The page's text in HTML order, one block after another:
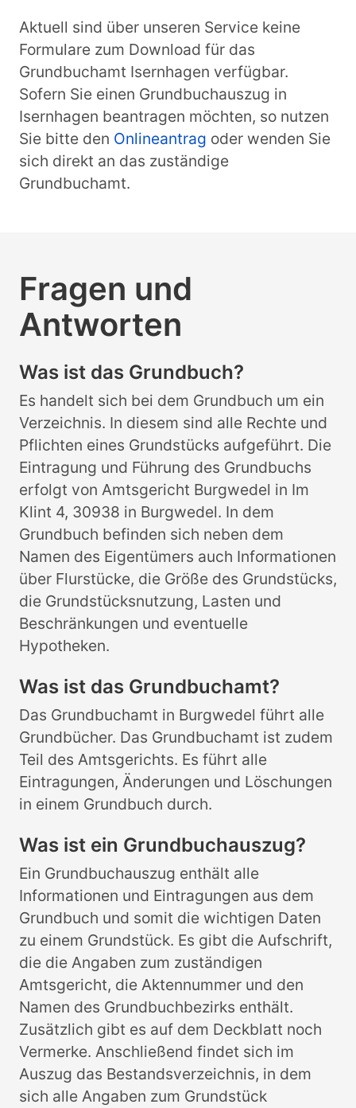
Aktuell sind über unseren Service keine
Formulare zum Download für das
Grundbuchamt Isernhagen verfügbar.
Sofern Sie einen Grundbuchauszug in
Isernhagen beantragen möchten, so nutzen
Sie bitte den Onlineantrag oder wenden Sie
sich direkt an das zuständige
Grundbuchamt.
Fragen und
Antworten
Was ist das Grundbuch?
Es handelt sich bei dem Grundbuch um ein
Verzeichnis. In diesem sind alle Rechte und
Pflichten eines Grundstücks aufgeführt. Die
Eintragung und Führung des Grundbuchs
erfolgt von Amtsgericht Burgwedel in Im
Klint 4, 30938 in Burgwedel. In dem
Grundbuch befinden sich neben dem
Namen des Eigentümers auch Informationen
über Flurstücke, die Größe des Grundstücks,
die Grundstücksnutzung, Lasten und
Beschränkungen und eventuelle
Hypotheken.
Was ist das Grundbuchamt?
Das Grundbuchamt in Burgwedel führt alle
Grundbücher. Das Grundbuchamt ist zudem
Teil des Amtsgerichts. Es führt alle
Eintragungen, Änderungen und Löschungen
in einem Grundbuch durch.
Was ist ein Grundbuchauszug?
Ein Grundbuchauszug enthält alle
Informationen und Eintragungen aus dem
Grundbuch und somit die wichtigen Daten
zu einem Grundstück. Es gibt die Aufschrift,
die die Angaben zum zuständigen
Amtsgericht, die Aktennummer und den
Namen des Grundbuchbezirks enthält.
Zusätzlich gibt es auf dem Deckblatt noch
Vermerke. Anschließend findet sich im
Auszug das Bestandsverzeichnis, in dem
sich alle Angaben zum Grundstück